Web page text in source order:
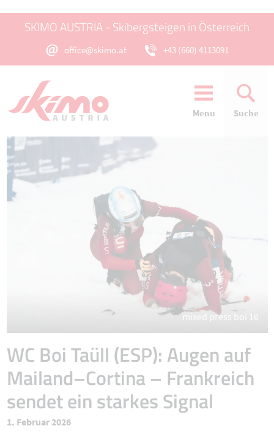
SKIMO AUSTRIA - Skibergsteigen in Österreich
office@skimo.at +43 (660) 4113091
Menu Suche
mixed press boi 16
WC Boi Taüll (ESP): Augen auf
Mailand–Cortina – Frankreich
sendet ein starkes Signal
1. Februar 2026